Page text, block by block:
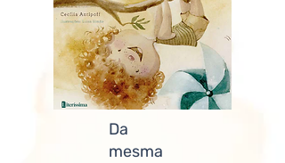
Da
mesma